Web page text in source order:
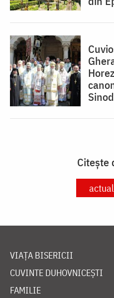
Citește
VIAȚA BISERICII
CUVINTE DUHOVNICEȘTI
FAMILIE